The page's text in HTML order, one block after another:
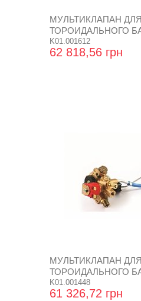
МУЛЬТИКЛАПАН ДЛЯ
ТОРОИДАЛЬНОГО
SUPER
K01.001612
62 818,56 грн
МУЛЬТИКЛАПАН ДЛЯ
ТОРОИДАЛЬНОГО
K01.001448
61 326,72 грн